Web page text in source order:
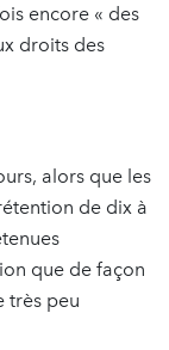
encore « des
droits des
alors que les
de dix à
que de façon
très peu